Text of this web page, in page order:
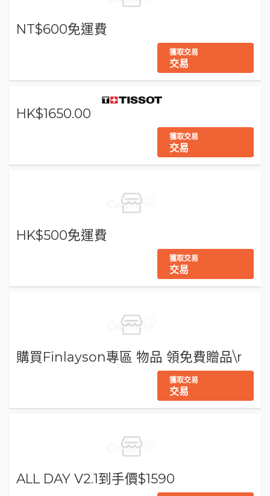
NT$600免運費
獲取交易
交易
HK$1650.00
獲取交易
交易
HK$500免運費
獲取交易
交易
購買Finlayson專區 物品 領免費贈品\r
獲取交易
交易
ALL DAY V2.1到手價$1590